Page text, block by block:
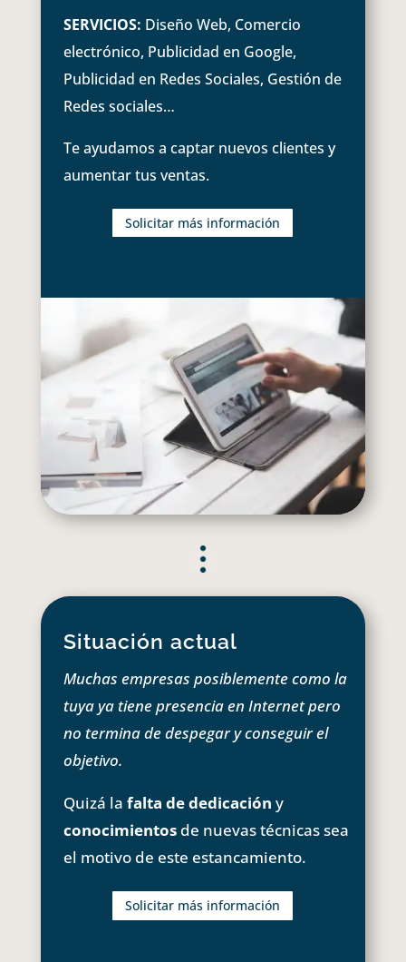
SERVICIOS: Diseño Web, Comercio
electrónico, Publicidad en Google,
Publicidad en Redes Sociales, Gestión de
Redes sociales…
Te ayudamos a captar nuevos clientes y
aumentar tus ventas.
Solicitar más información
Situación actual
Muchas empresas posiblemente como la
tuya ya tiene presencia en Internet pero
no termina de despegar y conseguir el
objetivo.
Quizá la falta de dedicación y
conocimientosde nuevas técnicas sea
el motivo de este estancamiento.
Solicitar más información